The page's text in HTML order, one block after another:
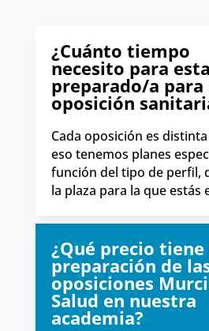
¿Cuánto tiempo
necesito para
preparado/a para
oposición
Cada oposición es
eso tenemos planes
función del tipo de perfil,
la plaza para la que estás
¿Qué precio tiene
preparación de
oposiciones
Salud en nuestra
academia?